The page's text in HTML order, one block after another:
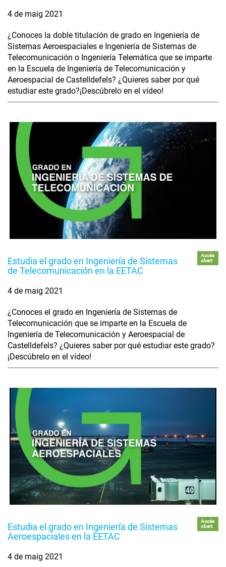
4 de maig 2021
¿Conoces la doble titulación de grado en Ingeniería de
Sistemas Aeroespaciales e Ingeniería de Sistemas de
Telecomunicación o Ingeniería Telemática que se imparte
en la Escuela de Ingeniería de Telecomunicación y
Aeroespacial de Castelldefels? ¿Quieres saber por qué
estudiar este grado?¡Descúbrelo en el vídeo!
Estudia el grado en Ingeniería de Sistemas
de Telecomunicación en la EETAC
Accés
obert
4 de maig 2021
¿Conoces el grado en Ingeniería de Sistemas de
Telecomunicación que se imparte en la Escuela de
Ingeniería de Telecomunicación y Aeroespacial de
Castelldefels? ¿Quieres saber por qué estudiar este grado?
¡Descúbrelo en el vídeo!
Estudia el grado en Ingeniería de Sistemas
Aeroespaciales en la EETAC
Accés
obert
4 de maig 2021